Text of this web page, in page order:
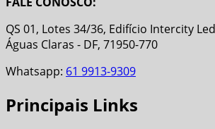
QS 01, Lotes 34/36, Edifício Intercity
Águas Claras - DF, 71950-770
Whatsapp: 61 9913-9309
Principais Links